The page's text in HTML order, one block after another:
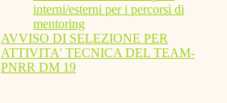
interni/esterni per i percorsi di
mentoring
AVVISO DI SELEZIONE PER
ATTIVITA' TECNICA DEL TEAM-
PNRR DM 19